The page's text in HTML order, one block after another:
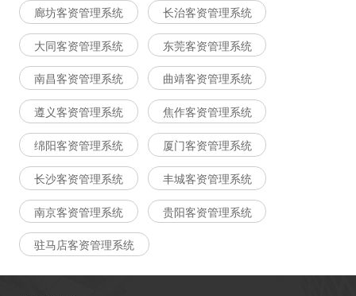
廊坊客资管理系统 长治客资管理系统
大同客资管理系统 东莞客资管理系统
南昌客资管理系统 曲靖客资管理系统
遵义客资管理系统 焦作客资管理系统
绵阳客资管理系统 厦门客资管理系统
长沙客资管理系统 丰城客资管理系统
南京客资管理系统 贵阳客资管理系统
驻马店客资管理系统